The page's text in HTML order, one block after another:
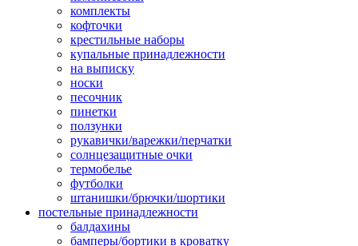
комплекты
кофточки
крестильные наборы
купальные принадлежности
на выписку
носки
песочник
пинетки
ползунки
рукавички/варежки/перчатки
солнцезащитные очки
термобелье
футболки
штанишки/брючки/шортики
постельные принадлежности
балдахины
бамперы/бортики в кроватку